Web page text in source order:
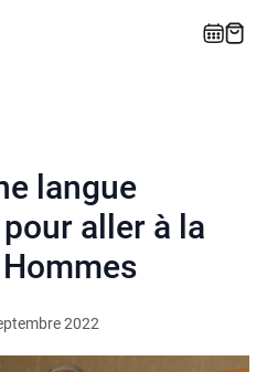
langue
aller à la
2022